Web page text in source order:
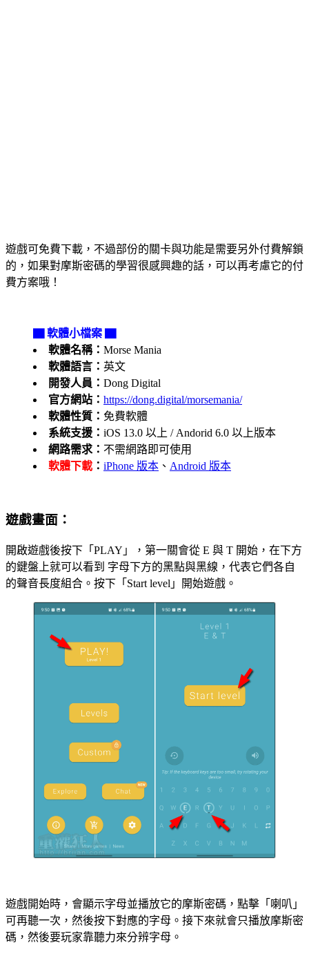
遊戲可免費下載，不過部份的關卡與功能是需要另外付費解鎖
的，如果對摩斯密碼的學習很感興趣的話，可以再考慮它的付
費方案哦！
▇ 軟體小檔案 ▇
軟體名稱： Morse Mania
軟體語言： 英文
開發人員： Dong Digital
官方網站： https://dong.digital/morsemania/
軟體性質： 免費軟體
系統支援： iOS 13.0 以上 / Andorid 6.0 以上版本
網路需求： 不需網路即可使用
軟體下載 ： iPhone 版本 、 Android 版本
遊戲畫面：
開啟遊戲後按下「PLAY」，第一關會從 E 與 T 開始，在下方
的鍵盤上就可以看到 字母下方的黑點與黑線，代表它們各自
的聲音長度組合。按下「Start level」開始遊戲。
遊戲開始時，會顯示字母並播放它的摩斯密碼，點擊「喇叭」
可再聽一次，然後按下對應的字母。接下來就會只播放摩斯密
碼，然後要玩家靠聽力來分辨字母。